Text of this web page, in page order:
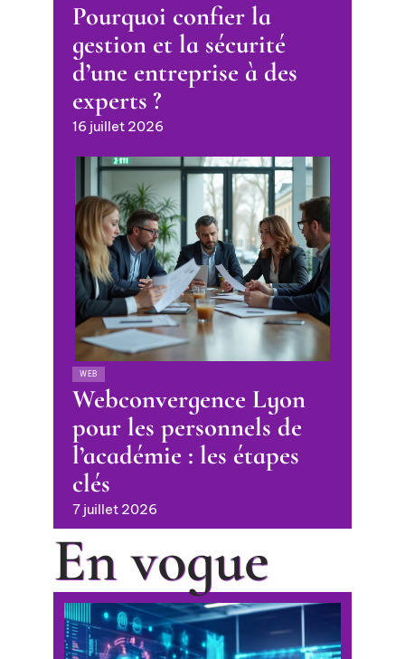
Pourquoi confier la
gestion et la sécurité
d’une entreprise à des
experts ?
16 juillet 2026
WEB
Webconvergence Lyon
pour les personnels de
l’académie : les étapes
clés
7 juillet 2026
En vogue